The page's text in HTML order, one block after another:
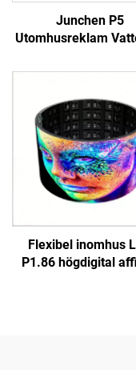
Junchen P5
Utomhusreklam
Taxibilar
reklamskärm för
Flexibel inomhus
P1.86 högdigital